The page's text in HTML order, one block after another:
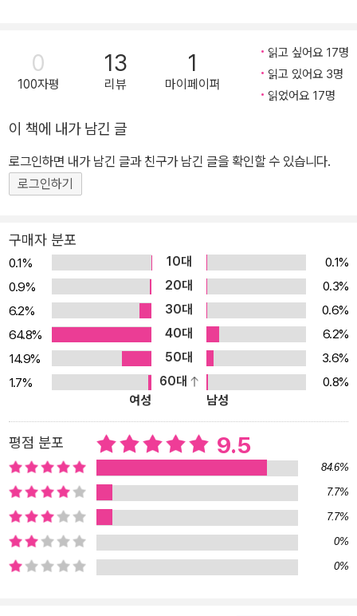
능에도 불구하고 모든 것을 잃게 된 아라크네의 교만함, 끝없는 도전
을 택해 마침내 영웅으로 우뚝 선 테세우스의 용기 등 신화의 원전 속
에서도 아이들이 스스로 흥미를 갖고 생각이 꼬리에 꼬리를 물어 사
“아이가 책을 읽으면 좋겠다” 모든 부모의 바람일 것이다. 하지만 진
짜 중요한 것은 아이가 ‘스스로’, ‘재밌게’ 책을 읽는 것이다. 그래야 비
로소 책 속의 지식이나 깨달음을 자기 것으로 체득할 수 있다. 자녀의
의식까지 명확한 신화의 숲속으로 들어가 보자. 책의 마지막 장을 덮
을 즈음에는 “이 책 진짜 재밌어!” 또는 “나르키소스처럼 나만 아끼지
는 말아야지!”라고 자신만만하게 말하는 아이를 보게 될 테니까. “서
울대에서 가장 인기 많은 신화 수업을 한 권의 책으로 만나다” 김헌
교수가 구성한 그리스 로마 신화의 정수를 보여주는 26가지 이야기
『신화의 숲』 저자 김헌 교수의 인문학 강의는 서울대 인기 강연에 선
정될 만큼 호응이 높고, 서양 고전 읽기 열풍까지 일으키는 등 놀라운
광경을 보여주었다. 깨달음과 울림은 물론이고, 흡입력 있는 전개, 생
생한 스토리텔링이 더해졌기 때문이다. 이 책에서도 신화 속 신, 요정,
인간 등 등장인물 간의 미묘한 감정이나 흥미진진한 대목을 생생하게
살리기 위해 딱딱한 문어체 대신 입말을 살려 넣었다. “작고 귀여운
요정인 에코가 어떻게 제우스를 도왔냐고요? 제우스가 누굽니까? 천
하의 바람둥이잖아요. 그런 제우스가 종종 숲에 나타나 숲이나 샘의
요정들과 사랑에 빠질 때가 많았어요. 낌새를 눈치챈 제우스의 부인
헤라는 씩씩거리면서 제우스의 불륜 현장을 급습하려고 달려들었지
요. 바로 그때, 에코가 나타나는 거였어요.” (본문 중에서) 그렇게 흥
0
100자평
13
리뷰
1
마이페이퍼
읽고 싶어요 17명
읽고 있어요 3명
읽었어요 17명
이 책에 내가 남긴 글
로그인하면 내가 남긴 글과 친구가 남긴 글을 확인할 수 있습니다.
로그인하기
구매자 분포
0.1% 10대
0.1%
0.9%
20대
0.3%
6.2%
30대
0.6%
64.8%
40대
6.2%
14.9%
50대
3.6%
1.7%
60대
0.8%
여성
남성
평점 분포 9.5
84.6%
7.7%
7.7%
0%
0%